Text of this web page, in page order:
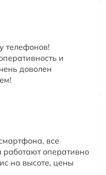
телефонов!
и
доволен
все
работают оперативно
на высоте, цены